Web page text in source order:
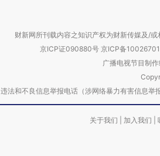
财新网所刊载内容之知识产权为财新传媒及/
京ICP证090880号 京ICP备
广播电视节目制
违法和不良信息举报电话（涉网络暴力有害信息
关于我们 加入我们